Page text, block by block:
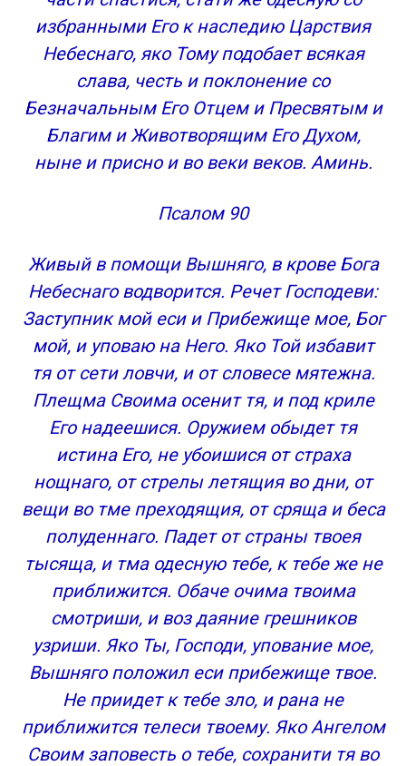
избранными Его к наследию Царствия
Небеснаго, яко Тому подобает всякая
слава, честь и поклонение со
Безначальным Его Отцем и Пресвятым и
Благим и Животворящим Его Духом,
ныне и присно и во веки веков. Аминь.
Псалом 90
Живый в помощи Вышняго, в крове Бога
Небеснаго водворится. Речет Господеви:
Заступник мой еси и Прибежище мое, Бог
мой, и уповаю на Него. Яко Той избавит
тя от сети ловчи, и от словесе мятежна.
Плещма Своима осенит тя, и под криле
Его надеешися. Оружием обыдет тя
истина Его, не убоишися от страха
нощнаго, от стрелы летящия во дни, от
вещи во тме преходящия, от сряща и беса
полуденнаго. Падет от страны твоея
тысяща, и тма одесную тебе, к тебе же не
приближится. Обаче очима твоима
смотриши, и воз даяние грешников
узриши. Яко Ты, Господи, упование мое,
Вышняго положил еси прибежище твое.
Не приидет к тебе зло, и рана не
приближится телеси твоему. Яко Ангелом
Своим заповесть о тебе, сохранити тя во